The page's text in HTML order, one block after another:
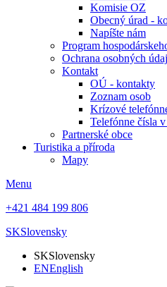
Komisie OZ
Obecný úrad -
Napíšte nám
Program
Ochrana osobných
Kontakt
OÚ - kontakty
Zoznam osob
Krízové
Telefónne čísla
Partnerské obce
Turistika a příroda
Mapy
Menu
+421 484 199 806
SKSlovensky
SKSlovensky
ENEnglish